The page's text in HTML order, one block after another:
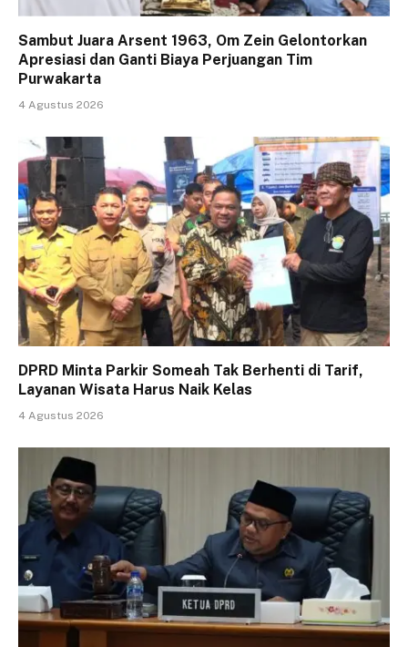
Sambut Juara Arsent 1963, Om Zein Gelontorkan
Apresiasi dan Ganti Biaya Perjuangan Tim
Purwakarta
4 Agustus 2026
DPRD Minta Parkir Someah Tak Berhenti di Tarif,
Layanan Wisata Harus Naik Kelas
4 Agustus 2026